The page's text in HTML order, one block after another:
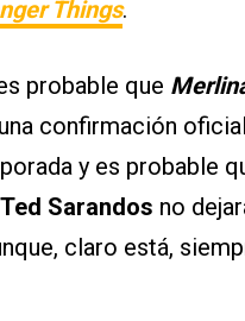
Things.
probable que
confirmación
y es probable
Sarandos no
claro está,